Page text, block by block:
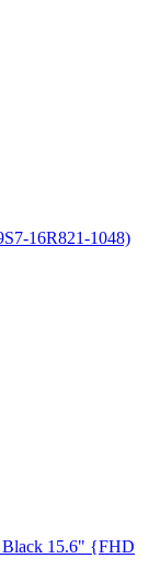
16R821-1048)
15.6" {FHD